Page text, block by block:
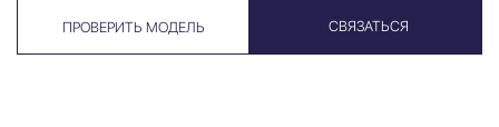
ПРОВЕРИТЬ МОДЕЛЬ СВЯЗАТЬСЯ